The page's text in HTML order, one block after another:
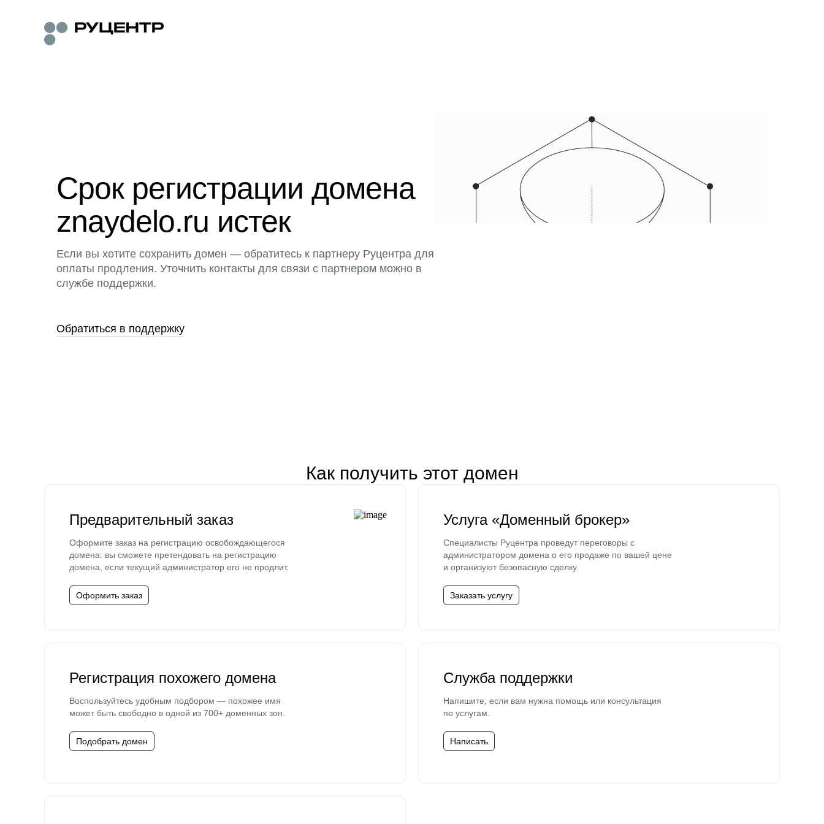
Срок регистрации домена
znaydelo.ru истек
Если вы хотите сохранить домен — обратитесь к партнеру Руцентра для
оплаты продления. Уточнить контакты для связи с партнером можно в
службе поддержки.
Обратиться в поддержку
Как получить этот домен
Предварительный заказ
Оформите заказ на регистрацию освобождающегося
домена: вы сможете претендовать на регистрацию
домена, если текущий администратор его не продлит.
Оформить заказ
Услуга «Доменный брокер»
Специалисты Руцентра проведут переговоры с
администратором домена о его продаже по вашей цене
и организуют безопасную сделку.
Заказать услугу
Регистрация похожего домена
Воспользуйтесь удобным подбором — похожее имя
может быть свободно в одной из 700+ доменных зон.
Подобрать домен
Служба поддержки
Напишите, если вам нужна помощь или консультация
по услугам.
Написать